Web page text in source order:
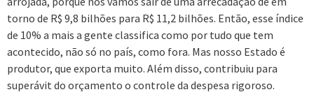
torno de R$ 9,8 bilhões para R$ 11,2 bilhões. Então, esse índice
de 10% a mais a gente classifica como por tudo que tem
acontecido, não só no país, como fora. Mas nosso Estado é
produtor, que exporta muito. Além disso, contribuiu para
superávit do orçamento o controle da despesa rigoroso.